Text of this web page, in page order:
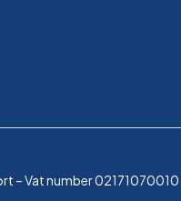
Vat number 02171070010